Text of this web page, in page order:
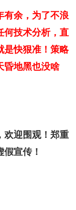
有余，为了不浪
何技术分析，直
是快狠准！策略
昏地黑也没啥
欢迎围观！郑重
宣传！